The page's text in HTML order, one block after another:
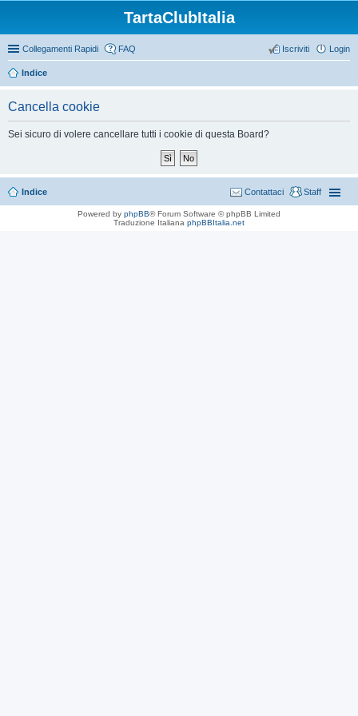
TartaClubItalia
Collegamenti Rapidi FAQ Login
Iscriviti
Indice
Cancella cookie
Sei sicuro di volere cancellare tutti i cookie di questa Board?
Indice Staff
Contattaci
Powered by phpBB® Forum Software © phpBB Limited
Traduzione Italiana phpBBItalia.net